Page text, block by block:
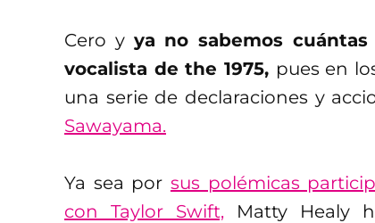
Cero y ya no sabemos
vocalista de the 1975, pues en
una serie de declaraciones y
Sawayama.
Ya sea por sus polémicas
con Taylor Swift, Matty Healy